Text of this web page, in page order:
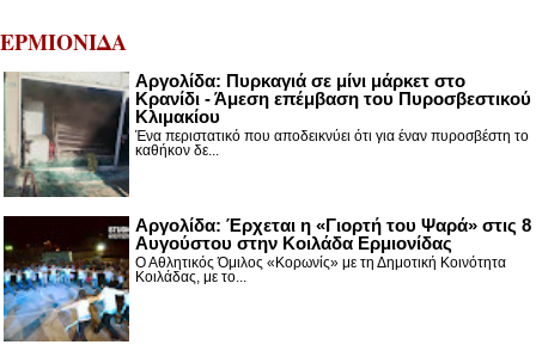
ΕΡΜΙΟΝΙΔΑ
Αργολίδα: Πυρκαγιά σε μίνι μάρκετ στο
Κρανίδι - Άμεση επέμβαση του Πυροσβεστικού
Κλιμακίου
Ένα περιστατικό που αποδεικνύει ότι για έναν πυροσβέστη το
καθήκον δε...
Αργολίδα: Έρχεται η «Γιορτή του Ψαρά» στις 8
Αυγούστου στην Κοιλάδα Ερμιονίδας
Ο Αθλητικός Όμιλος «Κορωνίς» με τη Δημοτική Κοινότητα
Κοιλάδας, με το...